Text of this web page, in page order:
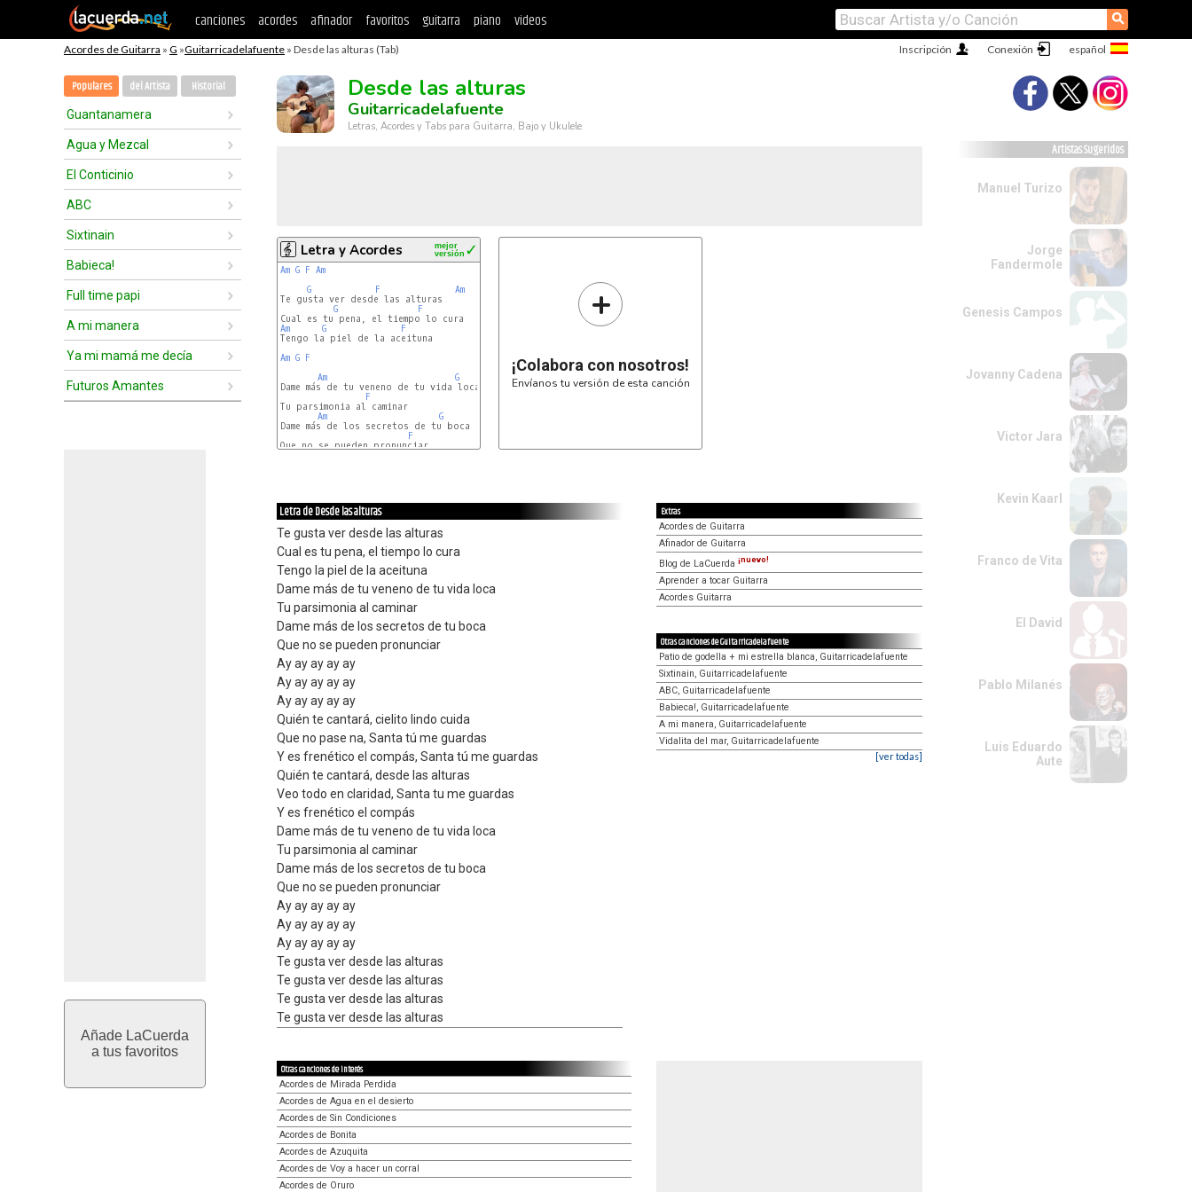
canciones acordes afinador favoritos guitarra piano videos ⚲
Acordes de Guitarra » G »Guitarricadelafuente » Desde las alturas (Tab) Conexión
Inscripción
Populares del Artista Historial
Guantanamera
Agua y Mezcal
El Conticinio
ABC
Sixtinain
Babieca!
Full time papi
A mi manera
Ya mi mamá me decía
Futuros Amantes
Añade LaCuerda
a tus favoritos
Desde las alturas
Guitarricadelafuente
Letras, Acordes y Tabs para Guitarra, Bajo y Ukulele
Letra y Acordes ✓
mejor
versión
Am G F Am
G
F
Am
Te gusta ver desde las alturas
G
F
Am
G
F
Tengo la piel de la aceituna
Am G F
Am
G
Dame más de tu veneno de tu vida loca
F
Tu parsimonia al caminar
Am
G
Dame más de los secretos de tu boca
F
Que no se pueden pronunciar
+
¡Colabora con nosotros!
Envíanos tu versión de esta canción
Letra de Desde las alturas
Te gusta ver desde las alturas
Cual es tu pena, el tiempo lo cura
Tengo la piel de la aceituna
Dame más de tu veneno de tu vida loca
Tu parsimonia al caminar
Dame más de los secretos de tu boca
Que no se pueden pronunciar
Ay ay ay ay ay
Ay ay ay ay ay
Ay ay ay ay ay
Quién te cantará, cielito lindo cuida
Que no pase na, Santa tú me guardas
Y es frenético el compás, Santa tú me guardas
Quién te cantará, desde las alturas
Veo todo en claridad, Santa tu me guardas
Y es frenético el compás
Dame más de tu veneno de tu vida loca
Tu parsimonia al caminar
Dame más de los secretos de tu boca
Que no se pueden pronunciar
Ay ay ay ay ay
Ay ay ay ay ay
Ay ay ay ay ay
Te gusta ver desde las alturas
Te gusta ver desde las alturas
Te gusta ver desde las alturas
Te gusta ver desde las alturas
Extras
Acordes de Guitarra
Afinador de Guitarra
Blog de LaCuerda ¡nuevo!
Aprender a tocar Guitarra
Acordes Guitarra
Otras canciones de Guitarricadelafuente
Patio de godella + mi estrella blanca, Guitarricadelafuente
Sixtinain, Guitarricadelafuente
ABC, Guitarricadelafuente
Babieca!, Guitarricadelafuente
A mi manera, Guitarricadelafuente
Vidalita del mar, Guitarricadelafuente
[ver todas]
Otras canciones de interés
Acordes de Mirada Perdida
Acordes de Agua en el desierto
Acordes de Sin Condiciones
Acordes de Bonita
Acordes de Azuquita
Acordes de Voy a hacer un corral
Acordes de Oruro
Artistas Sugeridos
Manuel Turizo
Jorge
Fandermole
Genesis Campos
Jovanny Cadena
Victor Jara
Kevin Kaarl
Franco de Vita
El David
Pablo Milanés
Luis Eduardo
Aute